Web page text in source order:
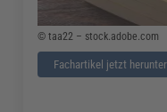
© taa22 – stock.adobe.com
Fachartikel jetzt